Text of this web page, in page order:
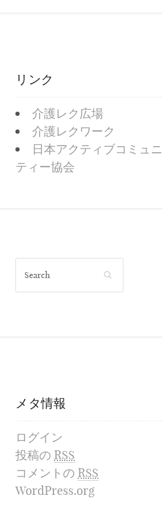
リンク
介護レク広場
介護レクワーク
日本アクティブコミュニ
ティー協会
メタ情報
ログイン
投稿の RSS
コメントの RSS
WordPress.org